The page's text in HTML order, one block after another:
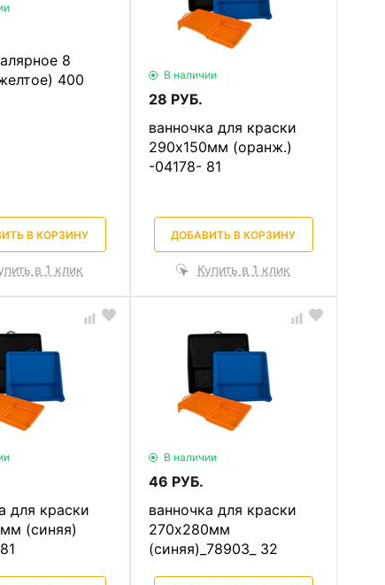
8
400
В КОРЗИНУ
в 1 клик
В наличии
28 РУБ.
ванночка для краски
290х150мм (оранж.)
-04178- 81
ДОБАВИТЬ В КОРЗИНУ
Купить в 1 клик
для краски
(синяя)
В наличии
46 РУБ.
ванночка для краски
270х280мм
(синяя)_78903_ 32